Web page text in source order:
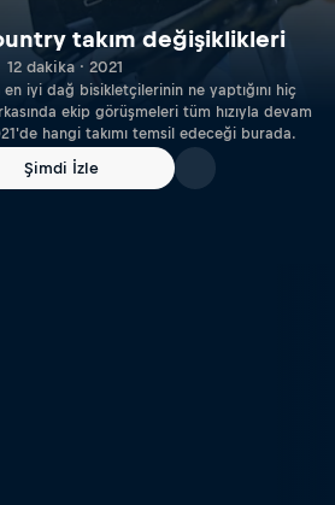
takım değişiklikleri
12 dakika · 2021
en iyi dağ bisikletçilerinin ne yaptığını hiç
ekip görüşmeleri tüm hızıyla devam
hangi takımı temsil edeceği burada.
Şimdi İzle